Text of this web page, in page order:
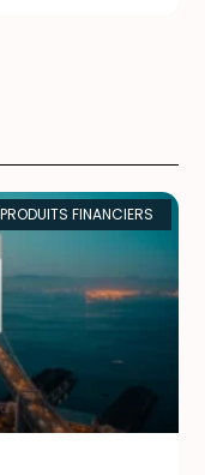
PRODUITS FINANCIERS